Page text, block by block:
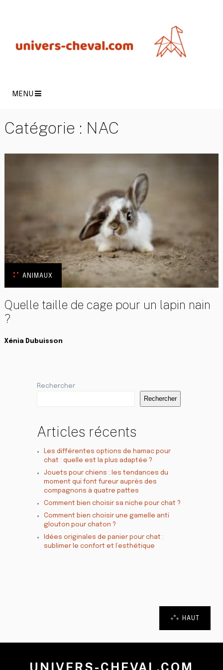
MENU
Catégorie : NAC
ANIMAUX
Quelle taille de cage pour un lapin nain
?
Xénia Dubuisson
Rechercher
Rechercher
Articles récents
Les différentes options de hamac pour
chat : quelle est la plus adaptée ?
Jouets pour chiens : les tendances du
moment qui font fureur auprès des
compagnons à quatre pattes
Comment bien choisir sa niche pour chat ?
Comment bien choisir une gamelle anti
glouton pour chaton ?
Idées originales de panier pour chat :
sublimer le confort et l’esthétique
HAUT
UNIVERS-CHEVAL.COM